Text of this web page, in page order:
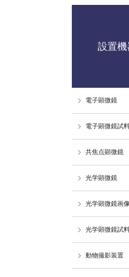
設置
電子顕微鏡
電子顕微鏡試
共焦点顕微鏡
光学顕微鏡
光学顕微鏡画
光学顕微鏡試
動物撮影装置